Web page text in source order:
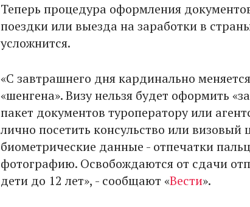
Теперь процедура оформления
поездки или выезда на заработки в
усложнится.
«С завтрашнего дня кардинально
«шенгена». Визу нельзя будет оформить
пакет документов туроператору или
лично посетить консульство или визовый
биометрические данные - отпечатки
фотографию. Освобождаются от сдачи
дети до 12 лет», - сообщают «Вести».